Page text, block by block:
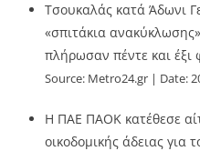
Τσουκαλάς κατά Άδωνι
«σπιτάκια
πλήρωσαν πέντε και έξι
Source: Metro24.gr Date:
Η ΠΑΕ ΠΑΟΚ κατέθεσε
οικοδομικής άδειας για